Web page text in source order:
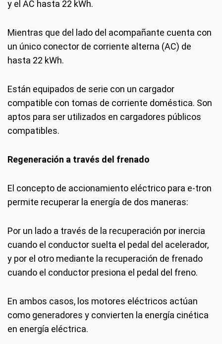
y el AC hasta 22 kWh.
Mientras que del lado del acompañante cuenta con
un único conector de corriente alterna (AC) de
hasta 22 kWh.
Están equipados de serie con un cargador
compatible con tomas de corriente doméstica. Son
aptos para ser utilizados en cargadores públicos
compatibles.
Regeneración a través del frenado
El concepto de accionamiento eléctrico para e-tron
permite recuperar la energía de dos maneras:
Por un lado a través de la recuperación por inercia
cuando el conductor suelta el pedal del acelerador,
y por el otro mediante la recuperación de frenado
cuando el conductor presiona el pedal del freno.
En ambos casos, los motores eléctricos actúan
como generadores y convierten la energía cinética
en energía eléctrica.